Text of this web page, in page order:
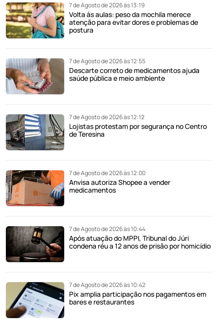
7 de Agosto de 2026 às 13:19
Volta às aulas: peso da mochila merece
atenção para evitar dores e problemas de
postura
7 de Agosto de 2026 às 12:55
Descarte correto de medicamentos ajuda
saúde pública e meio ambiente
7 de Agosto de 2026 às 12:12
Lojistas protestam por segurança no Centro
de Teresina
7 de Agosto de 2026 às 12:00
Anvisa autoriza Shopee a vender
medicamentos
7 de Agosto de 2026 às 10:44
Após atuação do MPPI, Tribunal do Júri
condena réu a 12 anos de prisão por homicídio
7 de Agosto de 2026 às 10:42
Pix amplia participação nos pagamentos em
bares e restaurantes